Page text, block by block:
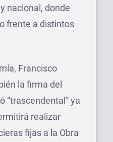
nacional, donde
frente a distintos
Francisco
la firma del
“trascendental” ya
realizar
fijas a la Obra